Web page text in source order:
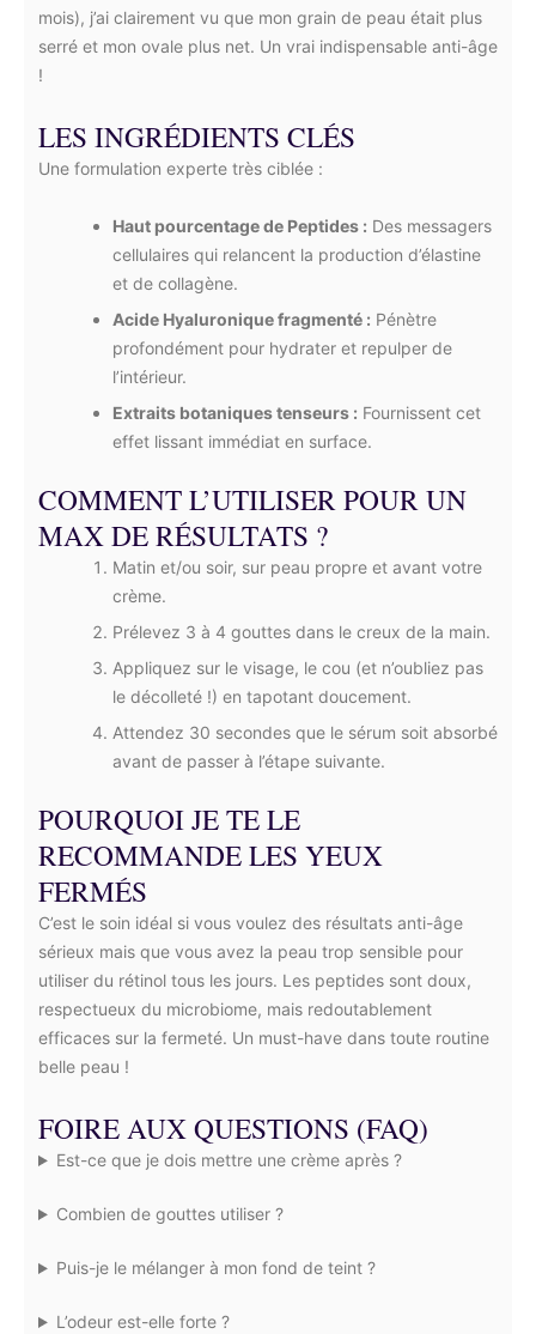
mois), j’ai clairement vu que mon grain de peau était plus
serré et mon ovale plus net. Un vrai indispensable anti-âge
!
LES INGRÉDIENTS CLÉS
Une formulation experte très ciblée :
Haut pourcentage de Peptides : Des messagers
cellulaires qui relancent la production d’élastine
et de collagène.
Acide Hyaluronique fragmenté : Pénètre
profondément pour hydrater et repulper de
l’intérieur.
Extraits botaniques tenseurs : Fournissent cet
effet lissant immédiat en surface.
COMMENT L’UTILISER POUR UN
MAX DE RÉSULTATS ?
Matin et/ou soir, sur peau propre et avant votre
crème.
Prélevez 3 à 4 gouttes dans le creux de la main.
Appliquez sur le visage, le cou (et n’oubliez pas
le décolleté !) en tapotant doucement.
Attendez 30 secondes que le sérum soit absorbé
avant de passer à l’étape suivante.
POURQUOI JE TE LE
RECOMMANDE LES YEUX
FERMÉS
C’est le soin idéal si vous voulez des résultats anti-âge
sérieux mais que vous avez la peau trop sensible pour
utiliser du rétinol tous les jours. Les peptides sont doux,
respectueux du microbiome, mais redoutablement
efficaces sur la fermeté. Un must-have dans toute routine
belle peau !
FOIRE AUX QUESTIONS (FAQ)
Est-ce que je dois mettre une crème après ?
Combien de gouttes utiliser ?
Puis-je le mélanger à mon fond de teint ?
L’odeur est-elle forte ?